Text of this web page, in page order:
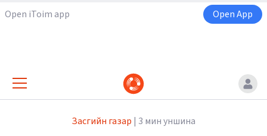
Open iToim app Open App
Засгийн газар | 3 мин уншина